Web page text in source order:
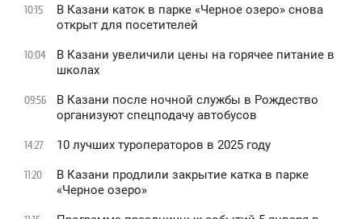
10:15
В Казани каток в парке «Черное озеро» снова
открыт для посетителей
10:04
В Казани увеличили цены на горячее питание в
школах
09:56
В Казани после ночной службы в Рождество
организуют спецподачу автобусов
14:27 10 лучших туроператоров в 2025 году
11:20
В Казани продлили закрытие катка в парке
«Черное озеро»